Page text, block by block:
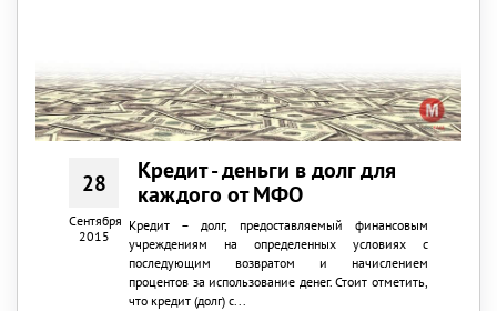
28
Сентября
2015
Кредит - деньги в долг для
каждого от МФО
Кредит – долг, предоставляемый финансовым
учреждениям на определенных условиях с
последующим возвратом и начислением
процентов за использование денег. Стоит отметить,
что кредит (долг) с...